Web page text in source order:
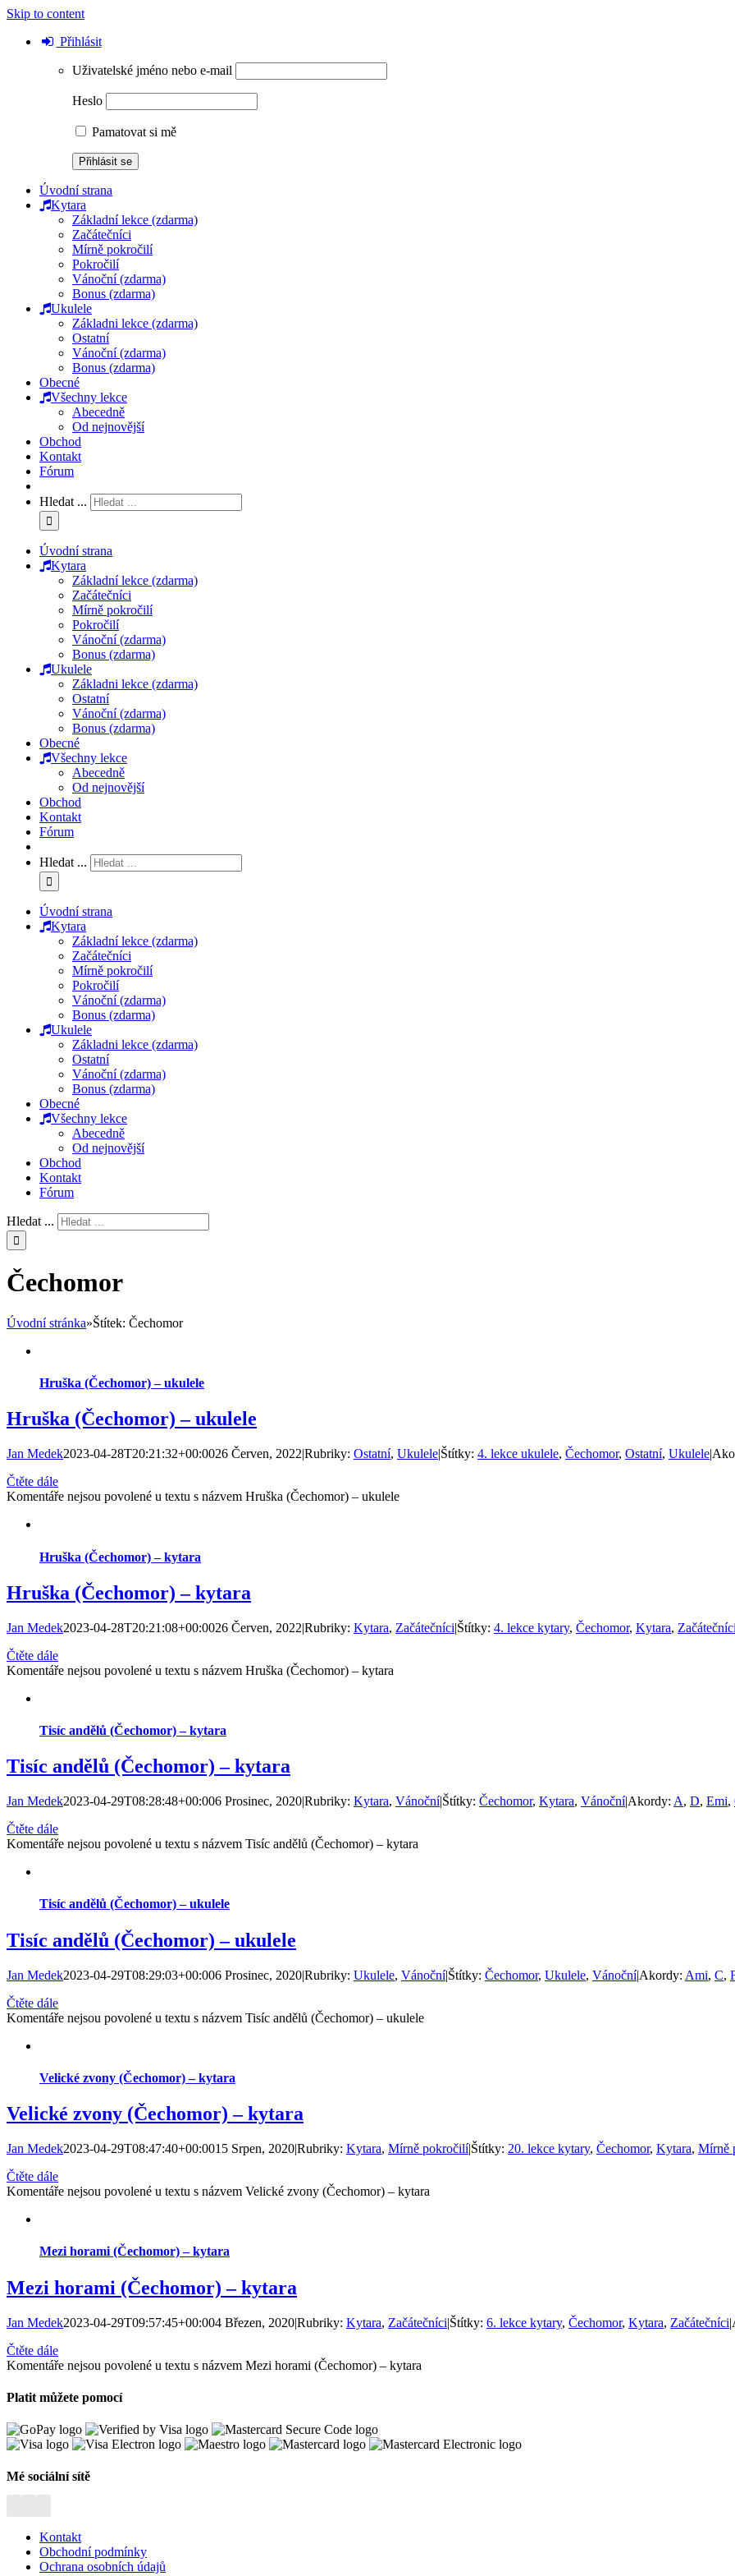
Skip to content
Přihlásit
Uživatelské jméno nebo e-mail
Heslo
Pamatovat si mě
Úvodní strana
Kytara
Základní lekce (zdarma)
Začátečníci
Mírně pokročilí
Pokročilí
Vánoční (zdarma)
Bonus (zdarma)
Ukulele
Základni lekce (zdarma)
Ostatní
Vánoční (zdarma)
Bonus (zdarma)
Obecné
Všechny lekce
Abecedně
Od nejnovější
Obchod
Kontakt
Fórum
Hledat ...
Úvodní strana
Kytara
Základní lekce (zdarma)
Začátečníci
Mírně pokročilí
Pokročilí
Vánoční (zdarma)
Bonus (zdarma)
Ukulele
Základni lekce (zdarma)
Ostatní
Vánoční (zdarma)
Bonus (zdarma)
Obecné
Všechny lekce
Abecedně
Od nejnovější
Obchod
Kontakt
Fórum
Hledat ...
Úvodní strana
Kytara
Základní lekce (zdarma)
Začátečníci
Mírně pokročilí
Pokročilí
Vánoční (zdarma)
Bonus (zdarma)
Ukulele
Základni lekce (zdarma)
Ostatní
Vánoční (zdarma)
Bonus (zdarma)
Obecné
Všechny lekce
Abecedně
Od nejnovější
Obchod
Kontakt
Fórum
Hledat ...
Čechomor
Úvodní stránka»Štítek: Čechomor
Hruška (Čechomor) – ukulele
Hruška (Čechomor) – ukulele
Jan Medek2023-04-28T20:21:32+00:0026 Červen, 2022|Rubriky: Ostatní, Ukulele|Štítky: 4. lekce ukulele, Čechomor, Ostatní, Ukulele|
Čtěte dále
Komentáře nejsou povolené u textu s názvem Hruška (Čechomor) – ukulele
Hruška (Čechomor) – kytara
Hruška (Čechomor) – kytara
Jan Medek2023-04-28T20:21:08+00:0026 Červen, 2022|Rubriky: Kytara, Začátečníci|Štítky: 4. lekce kytary, Čechomor, Kytara, Začátečníci
Čtěte dále
Komentáře nejsou povolené u textu s názvem Hruška (Čechomor) – kytara
Tisíc andělů (Čechomor) – kytara
Tisíc andělů (Čechomor) – kytara
Jan Medek2023-04-29T08:28:48+00:006 Prosinec, 2020|Rubriky: Kytara, Vánoční|Štítky: Čechomor, Kytara, Vánoční|Akordy: A, D, Emi,
Čtěte dále
Komentáře nejsou povolené u textu s názvem Tisíc andělů (Čechomor) – kytara
Tisíc andělů (Čechomor) – ukulele
Tisíc andělů (Čechomor) – ukulele
Jan Medek2023-04-29T08:29:03+00:006 Prosinec, 2020|Rubriky: Ukulele, Vánoční|Štítky: Čechomor, Ukulele, Vánoční|Akordy: Ami, C,
Čtěte dále
Komentáře nejsou povolené u textu s názvem Tisíc andělů (Čechomor) – ukulele
Velické zvony (Čechomor) – kytara
Velické zvony (Čechomor) – kytara
Jan Medek2023-04-29T08:47:40+00:0015 Srpen, 2020|Rubriky: Kytara, Mírně pokročilí|Štítky: 20. lekce kytary, Čechomor, Kytara, Mírně
Čtěte dále
Komentáře nejsou povolené u textu s názvem Velické zvony (Čechomor) – kytara
Mezi horami (Čechomor) – kytara
Mezi horami (Čechomor) – kytara
Jan Medek2023-04-29T09:57:45+00:004 Březen, 2020|Rubriky: Kytara, Začátečníci|Štítky: 6. lekce kytary, Čechomor, Kytara, Začátečníci|
Čtěte dále
Komentáře nejsou povolené u textu s názvem Mezi horami (Čechomor) – kytara
Platit můžete pomocí
Mé sociální sítě
Kontakt
Obchodní podmínky
Ochrana osobních údajů